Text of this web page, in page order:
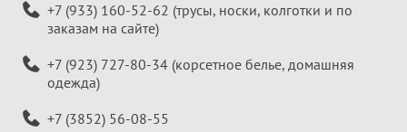
+7 (933) 160-52-62 (трусы, носки, колготки и по
заказам на сайте)
+7 (923) 727-80-34 (корсетное белье, домашняя
одежда)
+7 (3852) 56-08-55